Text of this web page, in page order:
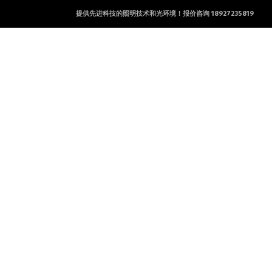
提供先进科技的照明技术和光环境！报价咨询 18927235819